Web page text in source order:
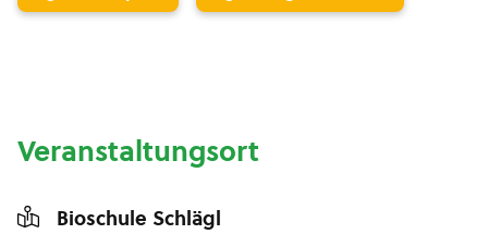
Veranstaltungsort
Bioschule Schlägl